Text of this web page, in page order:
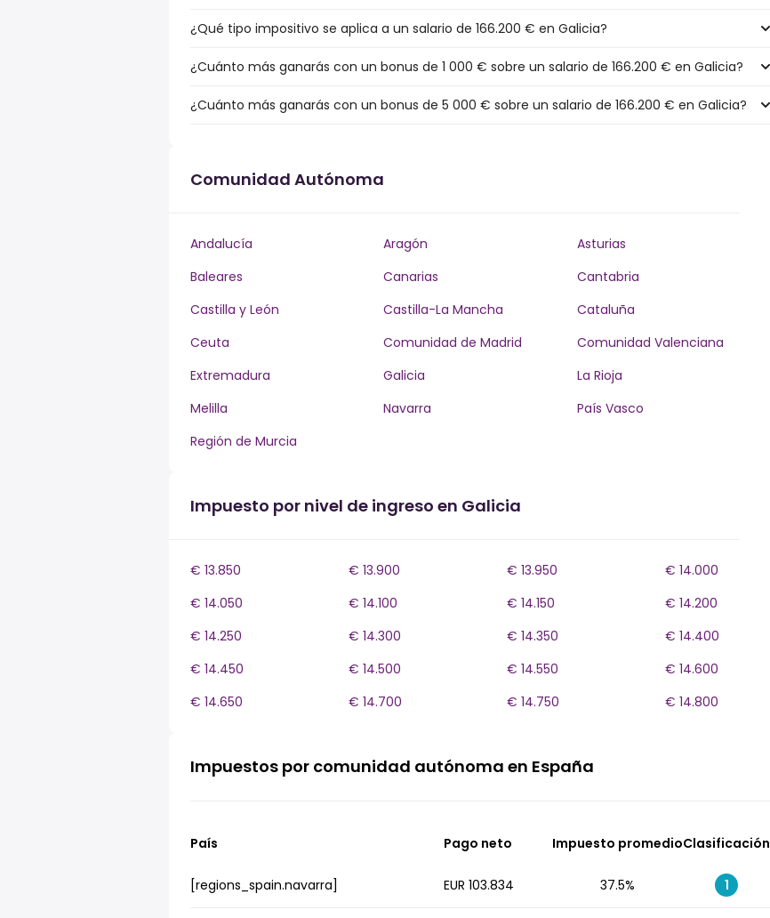
¿Qué tipo impositivo se aplica a un salario de 166.200 € en Galicia?
¿Cuánto más ganarás con un bonus de 1 000 € sobre un salario de 166.200 € en Galicia?
¿Cuánto más ganarás con un bonus de 5 000 € sobre un salario de 166.200 € en Galicia?
Comunidad Autónoma
Andalucía Aragón
Asturias
Baleares
Canarias
Cantabria
Castilla y León
Castilla-La Mancha
Cataluña
Ceuta
Comunidad de Madrid
Comunidad Valenciana
Extremadura
Galicia
La Rioja
Melilla
Navarra
País Vasco
Región de Murcia
Impuesto por nivel de ingreso en Galicia
€ 13.850 € 13.900 € 13.950
€ 14.000
€ 14.050
€ 14.100 € 14.150
€ 14.200
€ 14.250
€ 14.300 € 14.350
€ 14.400
€ 14.450
€ 14.500 € 14.550
€ 14.600
€ 14.650
€ 14.700 € 14.750 € 14.800
Impuestos por comunidad autónoma en España
País Pago neto Impuesto promedioClasificación
[regions_spain.navarra] EUR 103.834 37.5% 1